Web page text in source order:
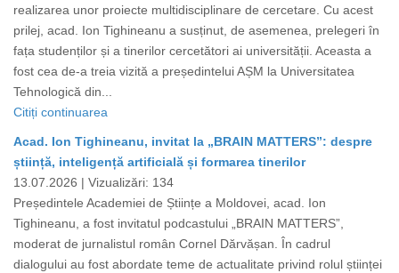
realizarea unor proiecte multidisciplinare de cercetare. Cu acest
prilej, acad. Ion Tighineanu a susținut, de asemenea, prelegeri în
fața studenților și a tinerilor cercetători ai universității. Aceasta a
fost cea de-a treia vizită a președintelui AȘM la Universitatea
Tehnologică din...
Citiți continuarea
Acad. Ion Tighineanu, invitat la „BRAIN MATTERS”: despre
știință, inteligență artificială și formarea tinerilor
13.07.2026 | Vizualizări: 134
Președintele Academiei de Științe a Moldovei, acad. Ion
Tighineanu, a fost invitatul podcastului „BRAIN MATTERS”,
moderat de jurnalistul român Cornel Dărvășan. În cadrul
dialogului au fost abordate teme de actualitate privind rolul științei